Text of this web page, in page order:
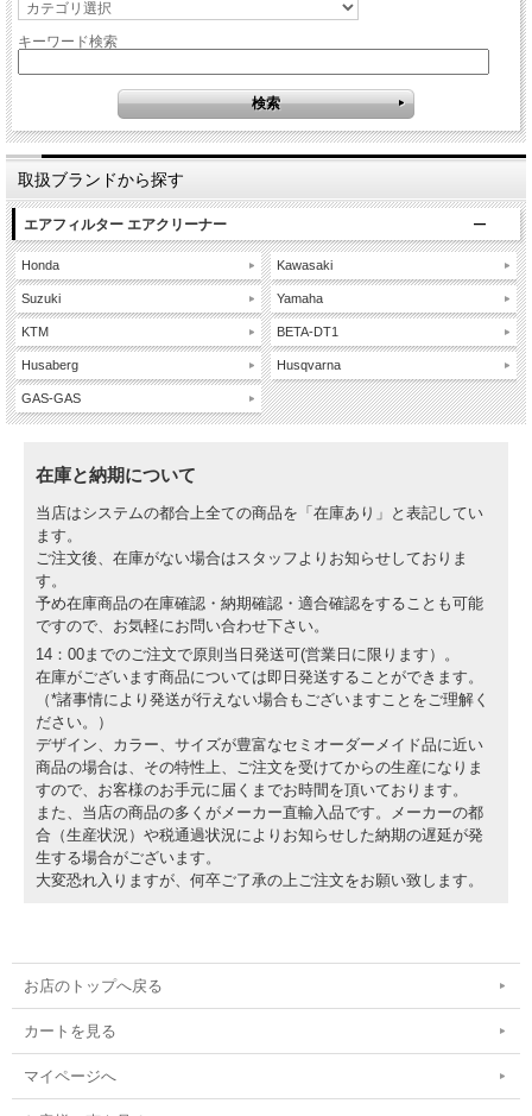
キーワード検索
取扱ブランドから探す
エアフィルター エアクリーナー
Honda
Suzuki
KTM
Husaberg
GAS-GAS
Kawasaki
Yamaha
BETA-DT1
Husqvarna
在庫と納期について
当店はシステムの都合上全ての商品を「在庫あり」と表記してい
ます。
ご注文後、在庫がない場合はスタッフよりお知らせしておりま
す。
予め在庫商品の在庫確認・納期確認・適合確認をすることも可能
ですので、お気軽にお問い合わせ下さい。
14：00までのご注文で原則当日発送可(営業日に限ります）。
在庫がございます商品については即日発送することができます。
（*諸事情により発送が行えない場合もございますことをご理解く
ださい。）
デザイン、カラー、サイズが豊富なセミオーダーメイド品に近い
商品の場合は、その特性上、ご注文を受けてからの生産になりま
すので、お客様のお手元に届くまでお時間を頂いております。
また、当店の商品の多くがメーカー直輸入品です。メーカーの都
合（生産状況）や税通過状況によりお知らせした納期の遅延が発
生する場合がございます。
大変恐れ入りますが、何卒ご了承の上ご注文をお願い致します。
お店のトップへ戻る
カートを見る
マイページへ